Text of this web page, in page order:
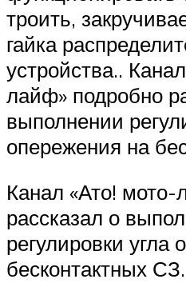
троить,
гайка
устройства..
лайф» подробно
выполнении
опережения на
Канал «Ато!
рассказал о
регулировки угла
бесконтактных СЗ.